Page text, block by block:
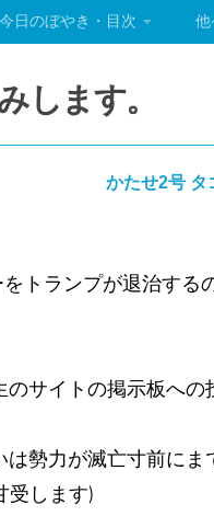
今日のぼやき・目次 他
します。
かたせ2号 タ
トランプが退治する
サイトの掲示板へ
勢力が滅亡寸前にま
受します)